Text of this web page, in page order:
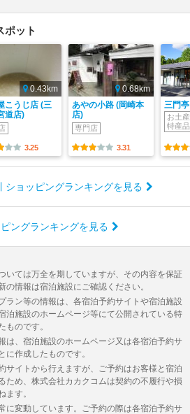
ポット
0.43km
こうじ店 (三
道店)
3.25
0.68km
あやの小路 (岡崎本
店)
専門店
3.31
三門
お土
特産品
ショッピングランキングを見る
ングランキングを見る
いては万全を期していますが、その内容を保証
情報は宿泊施設にご確認ください。
ラン等の情報は、各宿泊予約サイトや宿泊施設
泊施設のホームページ等にて公開されている特
ものです。
は、宿泊施設のホームページ又は各宿泊予約サ
に作成したものです。
サイトから行えますが、ご予約はお客様と宿泊
ため、株式会社カカクコムは契約の不履行や損
ます。
に変動しています。ご予約の際は各宿泊予約サ